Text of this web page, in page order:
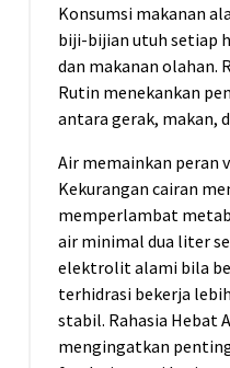
Konsumsi makanan
biji-bijian utuh setiap
dan makanan olahan.
Rutin menekankan
antara gerak, makan,
Air memainkan peran
Kekurangan cairan
memperlambat
air minimal dua liter
elektrolit alami bila
terhidrasi bekerja
stabil. Rahasia Hebat
mengingatkan